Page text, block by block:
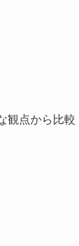
観点から比較